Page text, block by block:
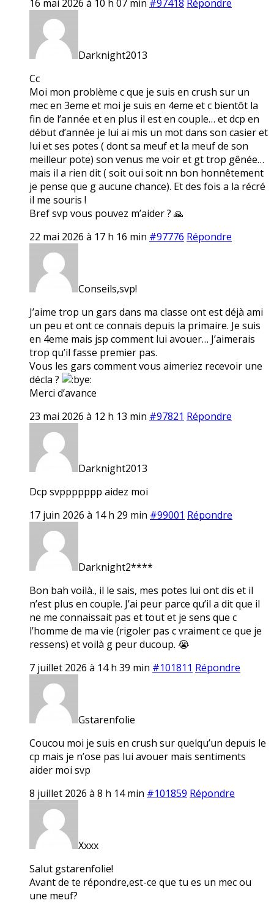
16 mai 2026 à 10 h 07 min #97418 Répondre
Darknight2013
Cc
Moi mon problème c que je suis en crush sur un
mec en 3eme et moi je suis en 4eme et c bientôt la
fin de l’année et en plus il est en couple… et dcp en
début d’année je lui ai mis un mot dans son casier et
lui et ses potes ( dont sa meuf et la meuf de son
meilleur pote) son venus me voir et gt trop gênée…
mais il a rien dit ( soit oui soit nn bon honnêtement
je pense que g aucune chance). Et des fois a la récré
il me souris !
Bref svp vous pouvez m’aider ? 🙏
22 mai 2026 à 17 h 16 min #97776 Répondre
Conseils,svp!
J’aime trop un gars dans ma classe ont est déjà ami
un peu et ont ce connais depuis la primaire. Je suis
en 4eme mais jsp comment lui avouer… J’aimerais
trop qu’il fasse premier pas.
Vous les gars comment vous aimeriez recevoir une
décla ?
Merci d’avance
23 mai 2026 à 12 h 13 min #97821 Répondre
Darknight2013
Dcp svppppppp aidez moi
17 juin 2026 à 14 h 29 min #99001 Répondre
Darknight2****
Bon bah voilà., il le sais, mes potes lui ont dis et il
n’est plus en couple. J’ai peur parce qu’il a dit que il
ne me connaissait pas et tout et je sens que c
l’homme de ma vie (rigoler pas c vraiment ce que je
ressens) et voilà g peur ducoup. 😭
7 juillet 2026 à 14 h 39 min #101811 Répondre
Gstarenfolie
Coucou moi je suis en crush sur quelqu’un depuis le
cp mais je n’ose pas lui avouer mais sentiments
aider moi svp
8 juillet 2026 à 8 h 14 min #101859 Répondre
Xxxx
Salut gstarenfolie!
Avant de te répondre,est-ce que tu es un mec ou
une meuf?